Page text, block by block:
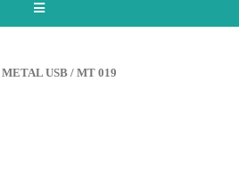
Toggle
METAL USB/ MT 019